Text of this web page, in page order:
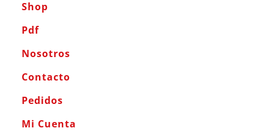
Shop
Pdf
Nosotros
Contacto
Pedidos
Mi Cuenta